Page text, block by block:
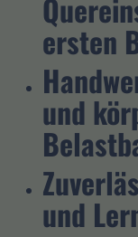
ersten
und
und